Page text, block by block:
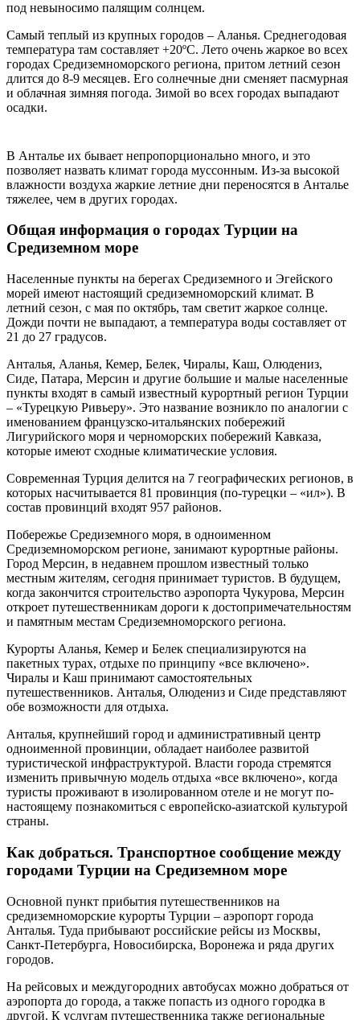
под невыносимо палящим солнцем.
Самый теплый из крупных городов – Аланья. Среднегодовая
температура там составляет +20ºС. Лето очень жаркое во всех
городах Средиземноморского региона, притом летний сезон
длится до 8-9 месяцев. Его солнечные дни сменяет пасмурная
и облачная зимняя погода. Зимой во всех городах выпадают
осадки.
В Анталье их бывает непропорционально много, и это
позволяет назвать климат города муссонным. Из-за высокой
влажности воздуха жаркие летние дни переносятся в Анталье
тяжелее, чем в других городах.
Общая информация о городах Турции на
Средиземном море
Населенные пункты на берегах Средиземного и Эгейского
морей имеют настоящий средиземноморский климат. В
летний сезон, с мая по октябрь, там светит жаркое солнце.
Дожди почти не выпадают, а температура воды составляет от
21 до 27 градусов.
Анталья, Аланья, Кемер, Белек, Чиралы, Каш, Олюдениз,
Сиде, Патара, Мерсин и другие большие и малые населенные
пункты входят в самый известный курортный регион Турции
– «Турецкую Ривьеру». Это название возникло по аналогии с
именованием французско-итальянских побережий
Лигурийского моря и черноморских побережий Кавказа,
которые имеют сходные климатические условия.
Современная Турция делится на 7 географических регионов, в
которых насчитывается 81 провинция (по-турецки – «ил»). В
состав провинций входят 957 районов.
Побережье Средиземного моря, в одноименном
Средиземноморском регионе, занимают курортные районы.
Город Мерсин, в недавнем прошлом известный только
местным жителям, сегодня принимает туристов. В будущем,
когда закончится строительство аэропорта Чукурова, Мерсин
откроет путешественникам дороги к достопримечательностям
и памятным местам Средиземноморского региона.
Курорты Аланья, Кемер и Белек специализируются на
пакетных турах, отдыхе по принципу «все включено».
Чиралы и Каш принимают самостоятельных
путешественников. Анталья, Олюдениз и Сиде представляют
обе возможности для отдыха.
Анталья, крупнейший город и административный центр
одноименной провинции, обладает наиболее развитой
туристической инфраструктурой. Власти города стремятся
изменить привычную модель отдыха «все включено», когда
туристы проживают в изолированном отеле и не могут по-
настоящему познакомиться с европейско-азиатской культурой
страны.
Как добраться. Транспортное сообщение между
городами Турции на Средиземном море
Основной пункт прибытия путешественников на
средиземноморские курорты Турции – аэропорт города
Анталья. Туда прибывают российские рейсы из Москвы,
Санкт-Петербурга, Новосибирска, Воронежа и ряда других
городов.
На рейсовых и междугородних автобусах можно добраться от
аэропорта до города, а также попасть из одного городка в
другой. К услугам путешественника также региональные